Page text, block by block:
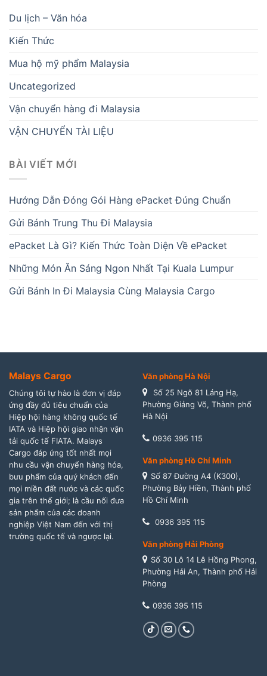
Du lịch – Văn hóa
Kiến Thức
Mua hộ mỹ phẩm Malaysia
Uncategorized
Vận chuyển hàng đi Malaysia
VẬN CHUYỂN TÀI LIỆU
BÀI VIẾT MỚI
Hướng Dẫn Đóng Gói Hàng ePacket Đúng Chuẩn
Gửi Bánh Trung Thu Đi Malaysia
ePacket Là Gì? Kiến Thức Toàn Diện Về ePacket
Những Món Ăn Sáng Ngon Nhất Tại Kuala Lumpur
Gửi Bánh In Đi Malaysia Cùng Malaysia Cargo
Malays Cargo
Chúng tôi tự hào là đơn vị đáp
ứng đầy đủ tiêu chuẩn của
Hiệp hội hàng không quốc tế
IATA và Hiệp hội giao nhận vận
tải quốc tế FIATA. Malays
Cargo đáp ứng tốt nhất mọi
nhu cầu vận chuyển hàng hóa,
bưu phẩm của quý khách đến
mọi miền đất nước và các quốc
gia trên thế giới; là cầu nối đưa
sản phẩm của các doanh
nghiệp Việt Nam đến với thị
trường quốc tế và ngược lại.
Văn phòng Hà Nội
Số 25 Ngõ 81 Láng Hạ,
Phường Giảng Võ, Thành phố
Hà Nội
0936 395 115
Văn phòng Hồ Chí Minh
Số 87 Đường A4 (K300),
Phường Bảy Hiền, Thành phố
Hồ Chí Minh
0936 395 115
Văn phòng Hải Phòng
Số 30 Lô 14 Lê Hồng Phong,
Phường Hải An, Thành phố Hải
Phòng
0936 395 115